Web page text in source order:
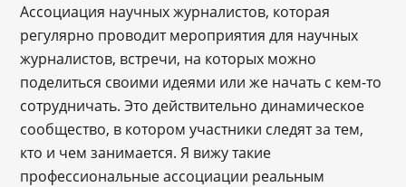
Ассоциация научных журналистов, которая
регулярно проводит мероприятия для научных
журналистов, встречи, на которых можно
поделиться своими идеями или же начать с кем-то
сотрудничать. Это действительно динамическое
сообщество, в котором участники следят за тем,
кто и чем занимается. Я вижу такие
профессиональные ассоциации реальным